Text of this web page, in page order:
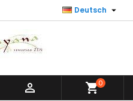
Deutsch 
 shopping_cart0